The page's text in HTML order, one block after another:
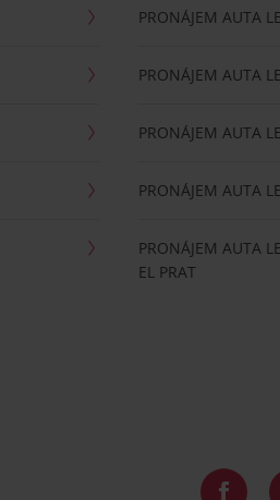
PRONÁJEM AUTA
PRONÁJEM AUTA
PRONÁJEM AUTA
PRONÁJEM AUTA
PRONÁJEM AUTA
EL PRAT